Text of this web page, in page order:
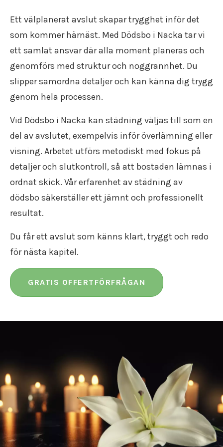
Ett välplanerat avslut skapar trygghet inför det
som kommer härnäst. Med Dödsbo i Nacka tar vi
ett samlat ansvar där alla moment planeras och
genomförs med struktur och noggrannhet. Du
slipper samordna detaljer och kan känna dig trygg
genom hela processen.
Vid Dödsbo i Nacka kan städning väljas till som en
del av avslutet, exempelvis inför överlämning eller
visning. Arbetet utförs metodiskt med fokus på
detaljer och slutkontroll, så att bostaden lämnas i
ordnat skick. Vår erfarenhet av städning av
dödsbo säkerställer ett jämnt och professionellt
resultat.
Du får ett avslut som känns klart, tryggt och redo
för nästa kapitel.
GRATIS OFFERTFÖRFRÅGAN